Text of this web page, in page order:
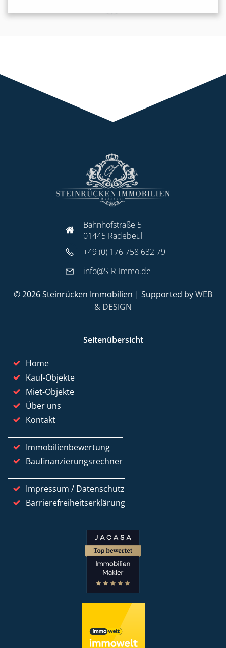
Bahnhofstraße 5
01445 Radebeul
+49 (0) 176 758 632 79
info@S-R-Immo.de
© 2026 Steinrücken Immobilien | Supported byWEB
& DESIGN
Seitenübersicht
Home
Kauf-Objekte
Miet-Objekte
Über uns
Kontakt
Immobilienbewertung
Baufinanzierungsrechner
Impressum / Datenschutz
Barrierefreiheitserklärung